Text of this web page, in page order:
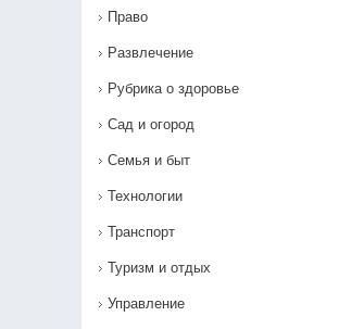
Право
Развлечение
Рубрика о здоровье
Сад и огород
Семья и быт
Технологии
Транспорт
Туризм и отдых
Управление